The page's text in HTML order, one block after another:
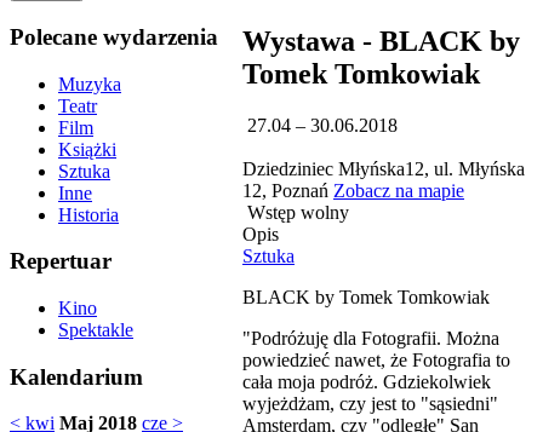
Polecane wydarzenia
Muzyka
Teatr
Film
Książki
Sztuka
Inne
Historia
Repertuar
Kino
Spektakle
Kalendarium
< kwi Maj 2018 cze >
Wystawa - BLACK by
Tomek Tomkowiak
27.04 – 30.06.2018
Dziedziniec Młyńska12, ul. Młyńska
12, Poznań Zobacz na mapie
Wstęp wolny
Opis
Sztuka
BLACK by Tomek Tomkowiak
"Podróżuję dla Fotografii. Można
powiedzieć nawet, że Fotografia to
cała moja podróż. Gdziekolwiek
wyjeżdżam, czy jest to "sąsiedni"
Amsterdam, czy "odległe" San